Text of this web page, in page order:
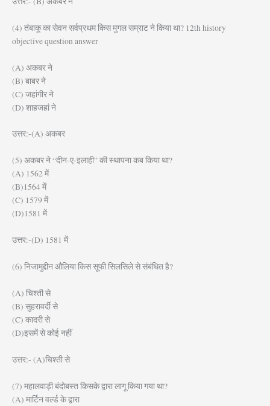
(4) तंबाकू का सेवन सर्वप्रथम किस मुगल सम्राट ने किया था? 12th history
objective question answer
(A) अकबर ने
(B) बाबर ने
(C) जहांगीर ने
(D) शाहजहां ने
उत्तर:-(A) अकबर
(5) अकबर ने “दीन-ए-इलाही” की स्थापना कब किया था?
(A) 1562 में
(B)1564 में
(C) 1579 में
(D)1581 में
उत्तर:-(D) 1581 में
(6) निजामुद्दीन औलिया किस सूफी सिलसिले से संबंधित है?
(A) चिश्ती से
(B) सुहरावर्दी से
(C) कादरी से
(D)इसमें से कोई नहीं
उत्तर:- (A)चिश्ती से
(7) महालवाड़ी बंदोबस्त किसके द्वारा लागू किया गया था?
(A) मार्टिन वर्ल्ड के द्वारा